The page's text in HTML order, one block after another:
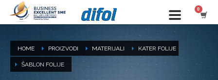
HOME PROIZVODI MATERIJALI KATER FOLIJE
ŠABLON FOLIJE